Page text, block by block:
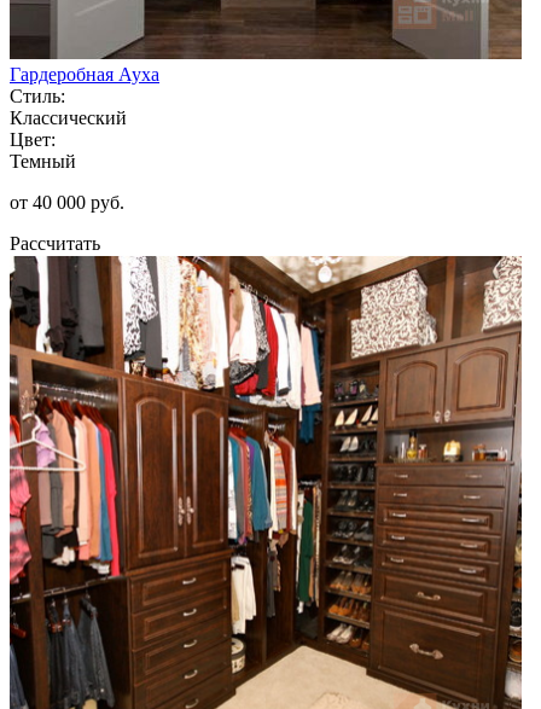
Гардеробная Ауха
Стиль:
Классический
Цвет:
Темный
от 40 000 руб.
Рассчитать